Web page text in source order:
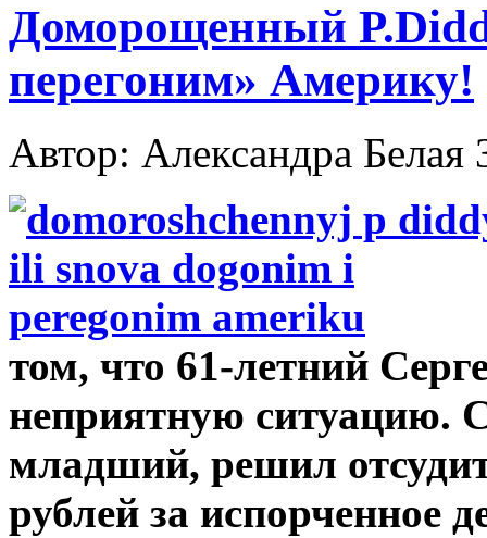
Доморощенный
перегоним» Америку!
Автор: Александра Белая
том, что 61-летний
неприятную ситуацию.
младший, решил
рублей за испорченное